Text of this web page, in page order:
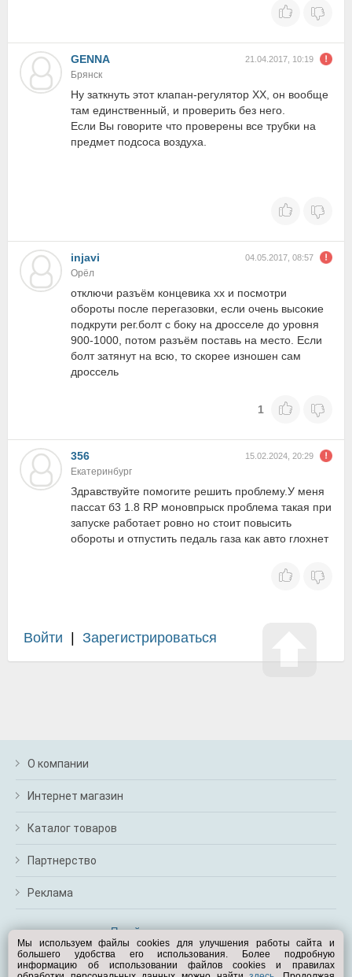
GENNA 21.04.2017, 10:19
Брянск
Ну заткнуть этот клапан-регулятор ХХ, он вообще
там единственный, и проверить без него.
Если Вы говорите что проверены все трубки на
предмет подсоса воздуха.
injavi 04.05.2017, 08:57
Орёл
отключи разъём концевика хх и посмотри
обороты после перегазовки, если очень высокие
подкрути рег.болт с боку на дросселе до уровня
900-1000, потом разъём поставь на место. Если
болт затянут на всю, то скорее изношен сам
дроссель
1
356 15.02.2024, 20:29
Екатеринбург
Здравствуйте помогите решить проблему.У меня
пассат б3 1.8 RP моновпрыск проблема такая при
запуске работает ровно но стоит повысить
обороты и отпустить педаль газа как авто глохнет
Войти Зарегистрироваться
О компании
Интернет магазин
Каталог товаров
Партнерство
Реклама
Перейти на полную версию
Вам помочь?
Мы используем файлы cookies для улучшения работы сайта и
большего удобства его использования. Более подробную
информацию об использовании файлов cookies и правилах